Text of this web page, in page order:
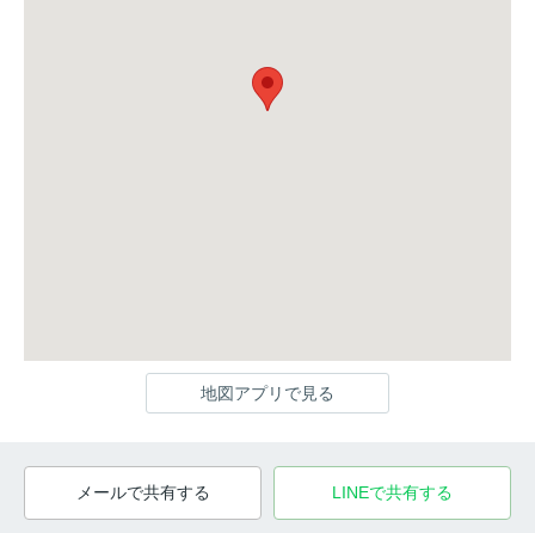
地図アプリで見る
メールで共有する LINEで共有する